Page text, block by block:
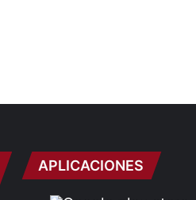
APLICACIONES